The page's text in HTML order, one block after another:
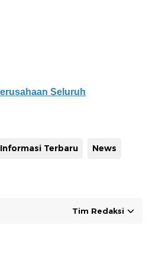
Seluruh
Informasi Terbaru News
Tim Redaksi